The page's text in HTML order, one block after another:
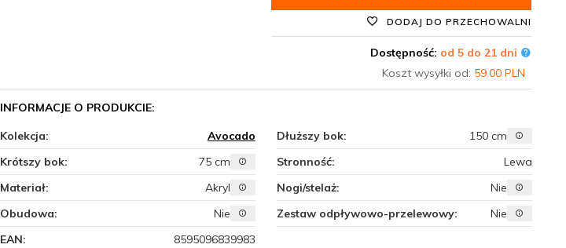
DODAJ DO PRZECHOWALNI
Dostępność: od 5 do 21 dni
Koszt wysyłki od: 59.00 PLN
INFORMACJE O PRODUKCIE:
Kolekcja:
Avocado Dłuższy bok:
150 cm
Krótszy bok:
75 cm Stronność:
Lewa
Materiał:
Akryl Nogi/stelaż:
Nie
Obudowa:
Nie Zestaw odpływowo-przelewowy:
Nie
EAN:
8595096839983